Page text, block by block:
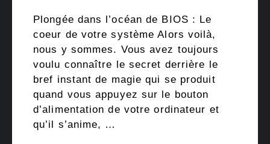
Plongée dans l’océan de BIOS : Le
coeur de votre système Alors voilà,
nous y sommes. Vous avez toujours
voulu connaître le secret derrière le
bref instant de magie qui se produit
quand vous appuyez sur le bouton
d’alimentation de votre ordinateur et
qu’il s’anime, …